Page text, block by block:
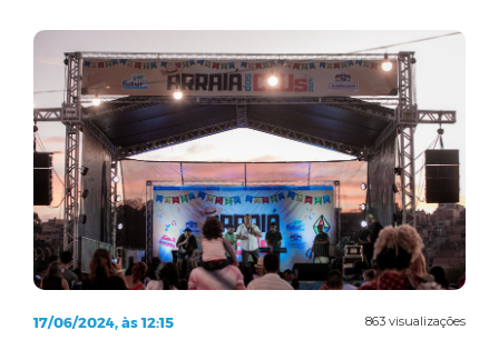
863 visualizações
17/06/2024, às 12:15